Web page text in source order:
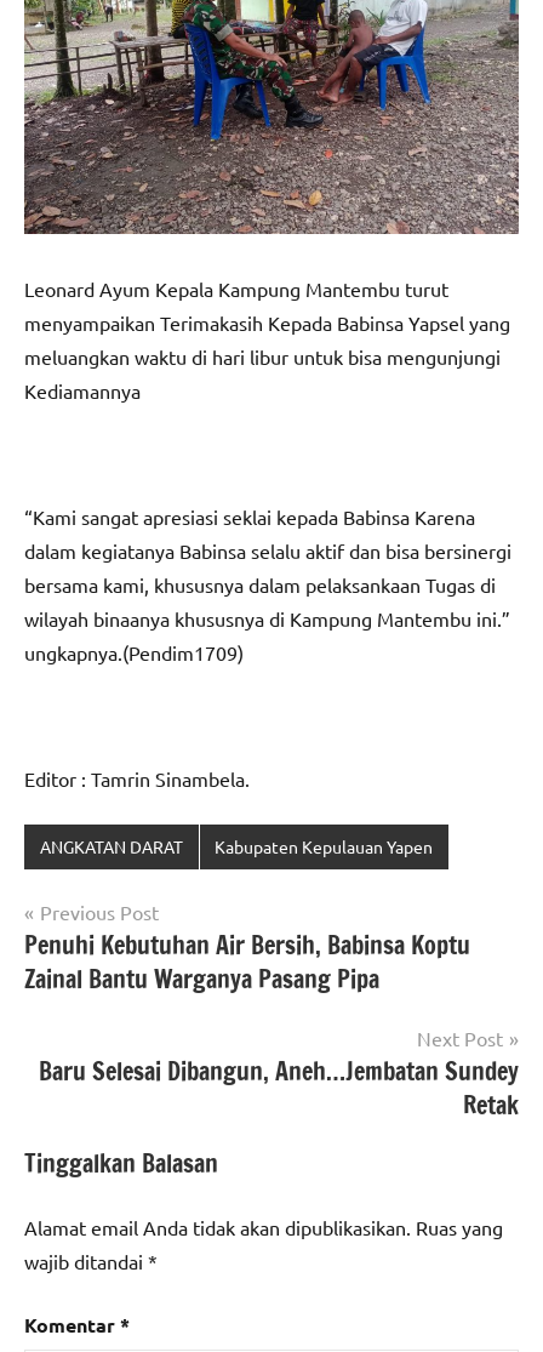
Leonard Ayum Kepala Kampung Mantembu turut
menyampaikan Terimakasih Kepada Babinsa Yapsel yang
meluangkan waktu di hari libur untuk bisa mengunjungi
Kediamannya
“Kami sangat apresiasi seklai kepada Babinsa Karena
dalam kegiatanya Babinsa selalu aktif dan bisa bersinergi
bersama kami, khususnya dalam pelaksankaan Tugas di
wilayah binaanya khususnya di Kampung Mantembu ini.”
ungkapnya.(Pendim1709)
Editor : Tamrin Sinambela.
ANGKATAN DARAT Kabupaten Kepulauan Yapen
Navigasi
pos
Previous Post
Penuhi Kebutuhan Air Bersih, Babinsa Koptu
Zainal Bantu Warganya Pasang Pipa
Next Post
Baru Selesai Dibangun, Aneh…Jembatan Sundey
Retak
Tinggalkan Balasan
Alamat email Anda tidak akan dipublikasikan. Ruas yang
wajib ditandai *
Komentar*